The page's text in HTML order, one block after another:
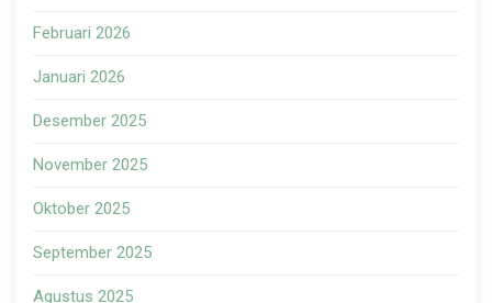
Februari 2026
Januari 2026
Desember 2025
November 2025
Oktober 2025
September 2025
Agustus 2025